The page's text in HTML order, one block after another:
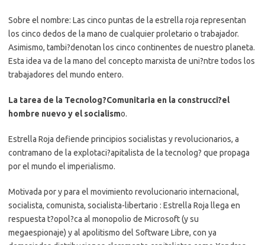
Sobre el nombre: Las cinco puntas de la estrella roja representan
los cinco dedos de la mano de cualquier proletario o trabajador.
Asimismo, tambi?denotan los cinco continentes de nuestro planeta.
Esta idea va de la mano del concepto marxista de uni?ntre todos los
trabajadores del mundo entero.
La tarea de la Tecnolog?Comunitaria en la construcci?el
hombre nuevo y el socialismo.
Estrella Roja defiende principios socialistas y revolucionarios, a
contramano de la explotaci?apitalista de la tecnolog? que propaga
por el mundo el imperialismo.
Motivada por y para el movimiento revolucionario internacional,
socialista, comunista, socialista-libertario : Estrella Roja llega en
respuesta t?opol?ca al monopolio de Microsoft (y su
megaespionaje) y al apolitismo del Software Libre, con ya